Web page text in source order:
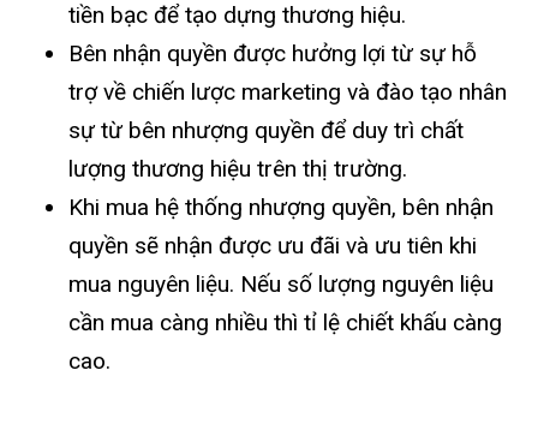
tiền bạc để tạo dựng thương hiệu.
Bên nhận quyền được hưởng lợi từ sự hỗ
trợ về chiến lược marketing và đào tạo nhân
sự từ bên nhượng quyền để duy trì chất
lượng thương hiệu trên thị trường.
Khi mua hệ thống nhượng quyền, bên nhận
quyền sẽ nhận được ưu đãi và ưu tiên khi
mua nguyên liệu. Nếu số lượng nguyên liệu
cần mua càng nhiều thì tỉ lệ chiết khấu càng
cao.